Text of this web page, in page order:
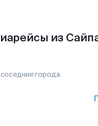
из
города